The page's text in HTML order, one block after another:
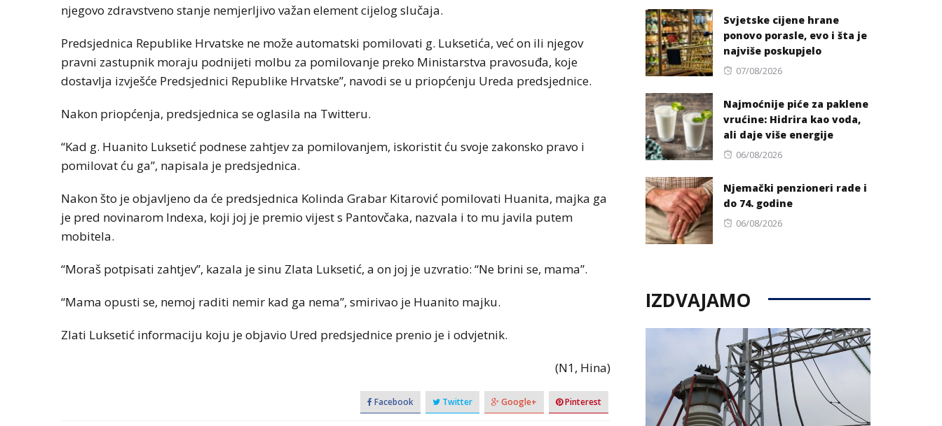
njegovo zdravstveno stanje nemjerljivo važan element cijelog slučaja.
Predsjednica Republike Hrvatske ne može automatski pomilovati g. Luksetića, već on ili njegov
pravni zastupnik moraju podnijeti molbu za pomilovanje preko Ministarstva pravosuđa, koje
dostavlja izvješće Predsjednici Republike Hrvatske”, navodi se u priopćenju Ureda predsjednice.
Nakon priopćenja, predsjednica se oglasila na Twitteru.
“Kad g. Huanito Luksetić podnese zahtjev za pomilovanjem, iskoristit ću svoje zakonsko pravo i
pomilovat ću ga”, napisala je predsjednica.
Nakon što je objavljeno da će predsjednica Kolinda Grabar Kitarović pomilovati Huanita, majka ga
je pred novinarom Indexa, koji joj je premio vijest s Pantovčaka, nazvala i to mu javila putem
mobitela.
“Moraš potpisati zahtjev”, kazala je sinu Zlata Luksetić, a on joj je uzvratio: “Ne brini se, mama”.
“Mama opusti se, nemoj raditi nemir kad ga nema”, smirivao je Huanito majku.
Zlati Luksetić informaciju koju je objavio Ured predsjednice prenio je i odvjetnik.
(N1, Hina)
Facebook Twitter Google+ Pinterest
Svjetske cijene hrane
ponovo porasle, evo i šta je
najviše poskupjelo
Posted
07/08/2026
Najmoćnije piće za paklene
vrućine: Hidrira kao voda,
ali daje više energije
Posted
06/08/2026
Njemački penzioneri rade i
do 74. godine
Posted
06/08/2026
IZDVAJAMO